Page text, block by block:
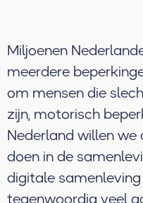
Miljoenen
meerdere
om mensen die
zijn, motorisch
Nederland willen
doen in de
digitale